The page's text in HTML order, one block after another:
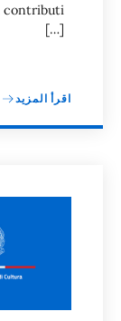
contributi
[…]
اقرأ المزيد